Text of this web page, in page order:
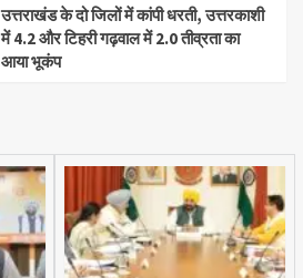
उत्तराखंड के दो जिलों में कांपी धरती, उत्तरकाशी
में 4.2 और टिहरी गढ़वाल में 2.0 तीव्रता का
आया भूकंप